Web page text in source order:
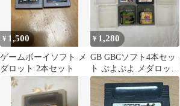
¥ 1,500
ゲームボーイソフト メ
ダロット 2本セット
¥ 1,280
GB GBCソフト4本セッ
ト ぷよぷよ メダロット
遊戯王 動作確認済